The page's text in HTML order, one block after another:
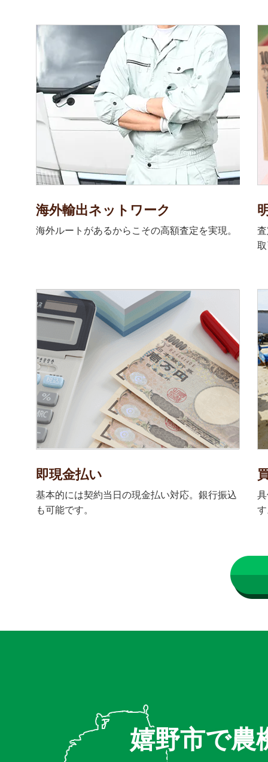
海外輸出ネットワーク
海外ルートがあるからこその高額査定を実現。
即現金払い
基本的には契約当日の現金払い対応。銀行振込
も可能です。
嬉野市で農